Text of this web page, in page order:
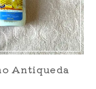
Antiqueda